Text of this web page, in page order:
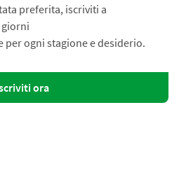
preferita, iscriviti a
giorni
per ogni stagione e desiderio.
ora